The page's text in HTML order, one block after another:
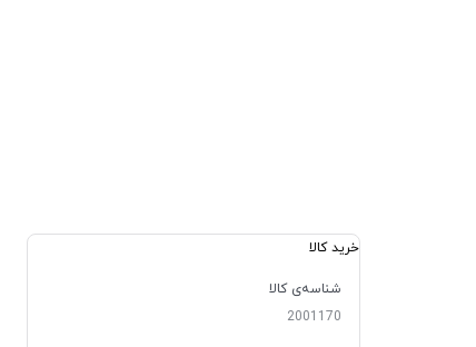
خرید کالا
شناسه‌ی کالا
2001170